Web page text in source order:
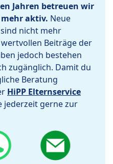
Jahren betreuen wir
aktiv. Neue
nicht mehr
Beiträge der
jedoch bestehen
zugänglich. Damit du
Beratung
HiPP Elternservice
jederzeit gerne zur